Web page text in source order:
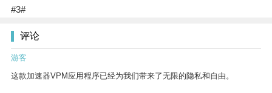
#3#
评论
游客
这款加速器VPM应用程序已经为我们带来了无限的隐私和自由。